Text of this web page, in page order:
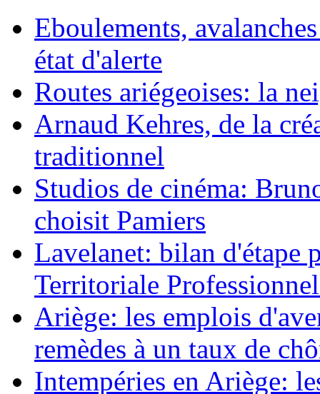
Eboulements,
état d'alerte
Routes ariégeoises: la
Arnaud Kehres, de la
traditionnel
Studios de cinéma:
choisit Pamiers
Lavelanet: bilan d'étape
Territoriale
Ariège: les emplois
remèdes à un taux de
Intempéries en Ariège: